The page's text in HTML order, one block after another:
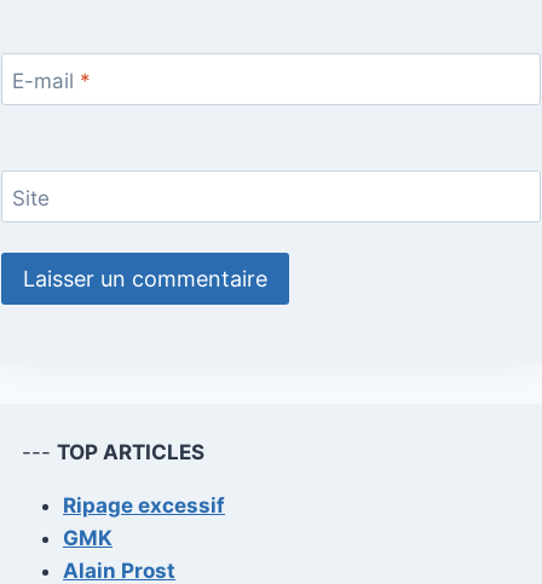
E-mail *
Site
--- TOP ARTICLES
Ripage excessif
GMK
Alain Prost